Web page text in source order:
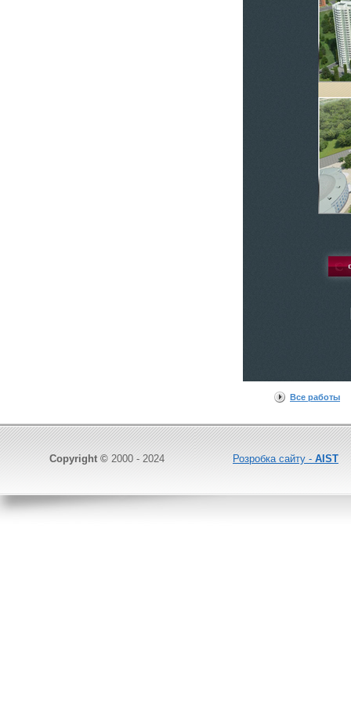
Все работы
Copyright © 2000 - 2024 Розробка сайту - AIST